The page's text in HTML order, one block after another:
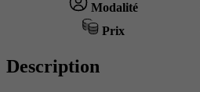
Modalité
Prix
Description